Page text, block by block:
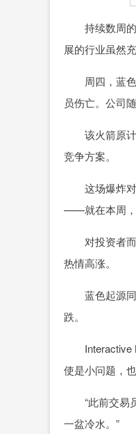
持续数周的
展的行业虽然
周四，蓝色
员伤亡。公司
该火箭原计
竞争方案。
这场爆炸对
——就在本周，
对投资者而
热情高涨。
蓝色起源同
跌。
Interactive
使是小问题，
“此前交易员
一盆冷水。”